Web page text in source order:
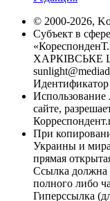
© 2000-2026,
Субъект в
ХАРКІВСЬКЕ
сайте,
При
Украины и
прямая
Ссылка должна
полного либо
Гиперссылка